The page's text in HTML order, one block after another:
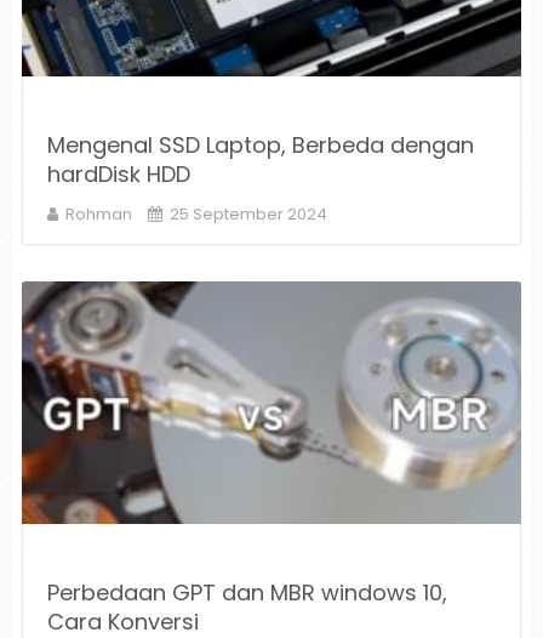
Mengenal SSD Laptop, Berbeda dengan
hardDisk HDD
Rohman 25 September 2024
Perbedaan GPT dan MBR windows 10,
Cara Konversi